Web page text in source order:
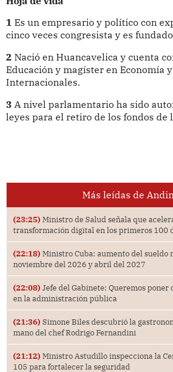
1 Es un empresario y político con
cinco veces congresista y es
2 Nació en Huancavelica y cuenta
Educación y magíster en Economía
Internacionales.
3 A nivel parlamentario ha sido
leyes para el retiro de los fondos de
Más leídas de
(23:25) Ministro de Salud señala que
transformación digital en los primeros 100
(22:18) Ministro Cuba: aumento del sueldo
noviembre del 2026 y abril del 2027
(22:08) Jefe del Gabinete: Queremos poner
en la administración pública
(21:36) Simone Biles descubrió la
mano del chef Rodrigo Fernandini
(21:12) Ministro Astudillo inspecciona la
105 para fortalecer la seguridad